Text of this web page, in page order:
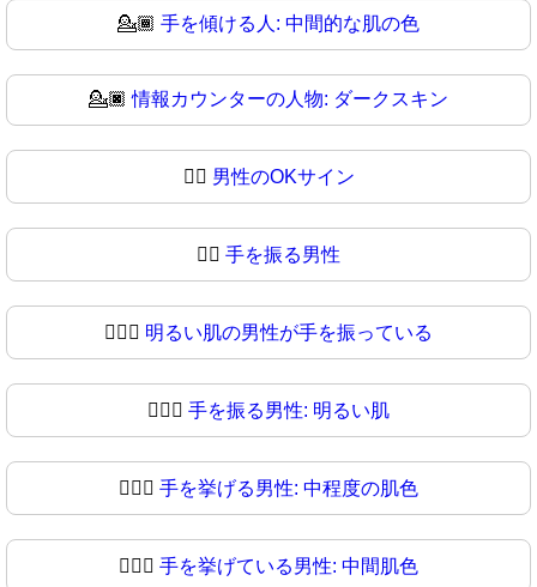
💁🏾 手を傾ける人: 中間的な肌の色
💁🏿情報カウンターの人物: ダークスキン
💁‍♂️ 男性のOKサイン
💁‍♂ 手を振る男性
💁🏻‍♂️ 明るい肌の男性が手を振っている
💁🏻‍♂ 手を振る男性: 明るい肌
💁🏼‍♂️ 手を挙げる男性: 中程度の肌色
💁🏼‍♂ 手を挙げている男性: 中間肌色